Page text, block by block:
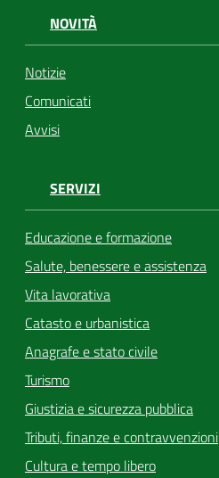
NOVITÀ
Notizie
Comunicati
Avvisi
SERVIZI
Educazione e formazione
Salute, benessere e assistenza
Vita lavorativa
Catasto e urbanistica
Anagrafe e stato civile
Turismo
Giustizia e sicurezza pubblica
Tributi, finanze e contravvenzioni
Cultura e tempo libero